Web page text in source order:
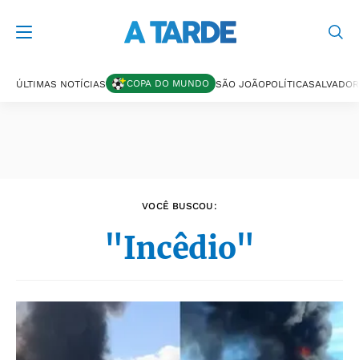
ÚLTIMAS NOTÍCIAS COPA DO MUNDO SÃO JOÃOPOLÍTICASALVADOR
VOCÊ BUSCOU:
"Incêdio"